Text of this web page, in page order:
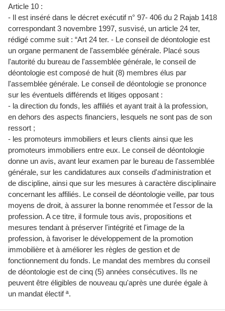
Article 10 :
- Il est inséré dans le décret exécutif n° 97- 406 du 2 Rajab 1418
correspondant 3 novembre 1997, susvisé, un article 24 ter,
rédigé comme suit : “Art 24 ter. - Le conseil de déontologie est
un organe permanent de l'assemblée générale. Placé sous
l'autorité du bureau de l'assemblée générale, le conseil de
déontologie est composé de huit (8) membres élus par
l'assemblée générale. Le conseil de déontologie se prononce
sur les éventuels différends et litiges opposant :
- la direction du fonds, les affiliés et ayant trait à la profession,
en dehors des aspects financiers, lesquels ne sont pas de son
ressort ;
- les promoteurs immobiliers et leurs clients ainsi que les
promoteurs immobiliers entre eux. Le conseil de déontologie
donne un avis, avant leur examen par le bureau de l'assemblée
générale, sur les candidatures aux conseils d'administration et
de discipline, ainsi que sur les mesures à caractère disciplinaire
concernant les affiliés. Le conseil de déontologie veille, par tous
moyens de droit, à assurer la bonne renommée et l'essor de la
profession. A ce titre, il formule tous avis, propositions et
mesures tendant à préserver l'intégrité et l'image de la
profession, à favoriser le développement de la promotion
immobilière et à améliorer les règles de gestion et de
fonctionnement du fonds. Le mandat des membres du conseil
de déontologie est de cinq (5) années consécutives. Ils ne
peuvent être éligibles de nouveau qu'après une durée égale à
un mandat électif ª.